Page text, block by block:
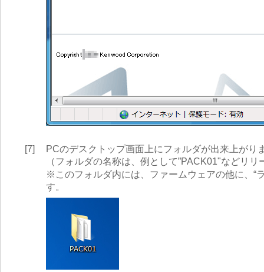
[7]
PCのデスクトップ画面上にフォルダが出来上が
（フォルダの名称は、例として”PACK01"などリ
※このフォルダ内には、ファームウェアの他に、“
す。